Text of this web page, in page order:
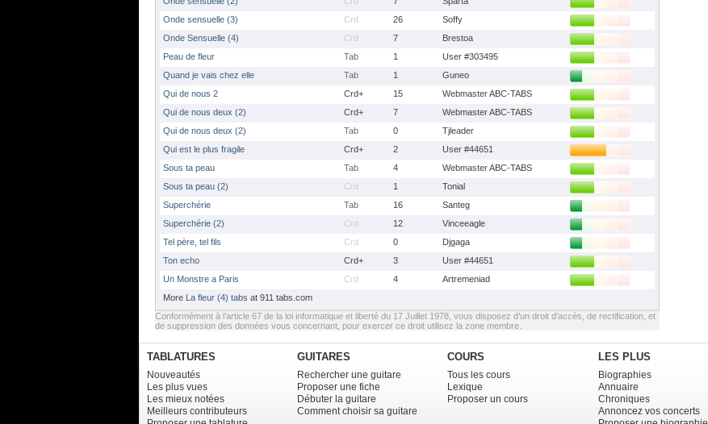
Onde sensuelle (3)
Crd 26
Soffy
Onde Sensuelle (4)
Crd 7
Brestoa
Peau de fleur
Tab 1
User #303495
Quand je vais chez elle
Tab 1
Guneo
Qui de nous 2
Crd+ 15
Webmaster ABC-TABS
Qui de nous deux (2)
Crd+ 7
Webmaster ABC-TABS
Qui de nous deux (2)
Tab 0
Tjleader
Qui est le plus fragile
Crd+ 2
User #44651
Sous ta peau
Tab 4
Webmaster ABC-TABS
Sous ta peau (2)
Crd 1
Tonial
Superchérie
Tab 16
Santeg
Superchérie (2)
Crd 12
Vinceeagle
Tel père, tel fils
Crd 0
Djgaga
Ton echo
Crd+ 3
User #44651
Un Monstre a Paris
Crd 4
Artremeniad
More La fleur (4) tabs at 911 tabs.com
Conformément à l’article 67 de la loi informatique et liberté du 17 Juillet 1978, vous disposez d’un droit d’accès, de rectification, et
de suppression des données vous concernant, pour exercer ce droit utilisez la zone membre.
TABLATURES
Nouveautés
Les plus vues
Les mieux notées
Meilleurs contributeurs
GUITARES
Rechercher une guitare
Proposer une fiche
Débuter la guitare
Comment choisir sa guitare
COURS
Tous les cours
Lexique
Proposer un cours
LES PLUS
Biographies
Annuaire
Chroniques
Annoncez vos concerts